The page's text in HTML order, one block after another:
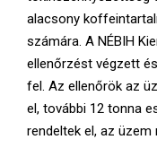
alacsony
számára. A NÉBIH
ellenőrzést végzett
fel. Az ellenőrök az
el, további 12 tonna
rendeltek el, az